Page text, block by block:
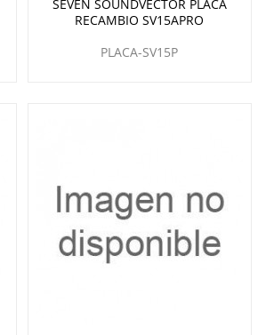
SEVEN SOUNDVECTOR PLACA
RECAMBIO SV15APRO
PLACA-SV15P